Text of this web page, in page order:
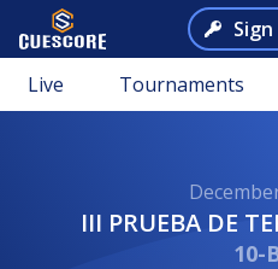
Sign
Live Tournaments
III PRUEBA DE
10-